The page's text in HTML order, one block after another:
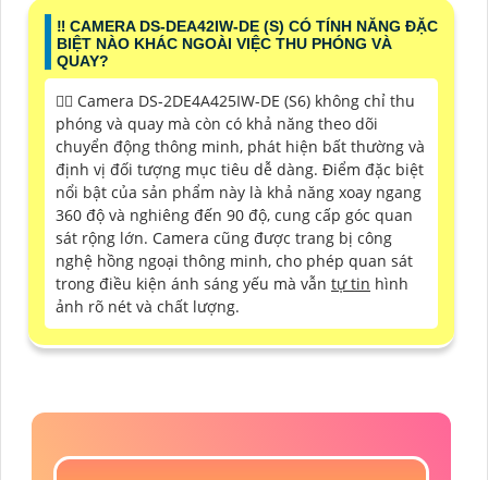
‼️ CAMERA DS-DEA42IW-DE (S) CÓ TÍNH NĂNG ĐẶC
BIỆT NÀO KHÁC NGOÀI VIỆC THU PHÓNG VÀ
QUAY?
❤️‍💋‍ Camera DS-2DE4A425IW-DE (S6) không chỉ thu
phóng và quay mà còn có khả năng theo dõi
chuyển động thông minh, phát hiện bất thường và
định vị đối tượng mục tiêu dễ dàng. Điểm đặc biệt
nổi bật của sản phẩm này là khả năng xoay ngang
360 độ và nghiêng đến 90 độ, cung cấp góc quan
sát rộng lớn. Camera cũng được trang bị công
nghệ hồng ngoại thông minh, cho phép quan sát
trong điều kiện ánh sáng yếu mà vẫn tự tin hình
ảnh rõ nét và chất lượng.